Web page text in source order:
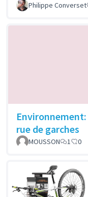
Philippe Converset
rue de garches
MOUSSON 1 0